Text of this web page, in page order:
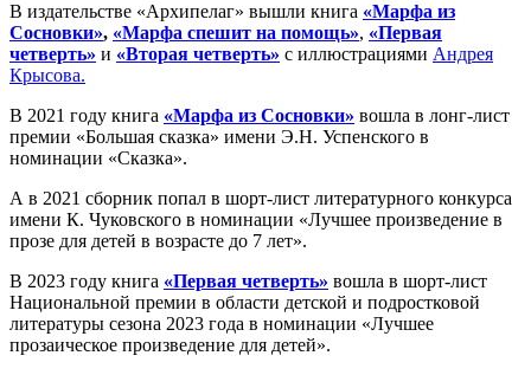
В издательстве «Архипелаг» вышли книга «Марфа из
Сосновки», «Марфа спешит на помощь», «Первая
четверть» и «Вторая четверть» с иллюстрациями Андрея
Крысова.
В 2021 году книга «Марфа из Сосновки» вошла в лонг-лист
премии «Большая сказка» имени Э.Н. Успенского в
номинации «Сказка».
А в 2021 сборник попал в шорт-лист литературного конкурса
имени К. Чуковского в номинации «Лучшее произведение в
прозе для детей в возрасте до 7 лет».
В 2023 году книга «Первая четверть» вошла в шорт-лист
Национальной премии в области детской и подростковой
литературы сезона 2023 года в номинации «Лучшее
прозаическое произведение для детей».